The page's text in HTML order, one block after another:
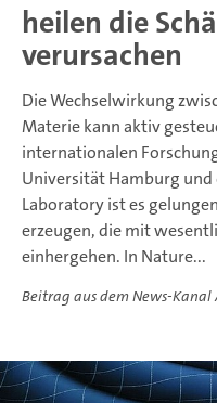
heilen die
verursachen
Die Wechselwirkung
Materie kann aktiv
internationalen
Universität Hamburg und
Laboratory ist es
erzeugen, die mit
einhergehen. In Nature...
Beitrag aus dem News-